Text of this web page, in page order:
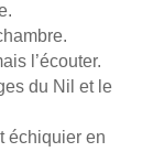
l’écouter.
du Nil et le
échiquier en